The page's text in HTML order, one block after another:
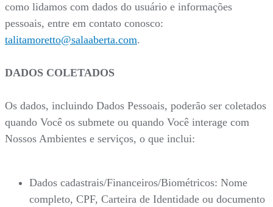
como lidamos com dados do usuário e informações
pessoais, entre em contato conosco:
talitamoretto@salaaberta.com.
DADOS COLETADOS
Os dados, incluindo Dados Pessoais, poderão ser coletados
quando Você os submete ou quando Você interage com
Nossos Ambientes e serviços, o que inclui:
Dados cadastrais/Financeiros/Biométricos: Nome
completo, CPF, Carteira de Identidade ou documento